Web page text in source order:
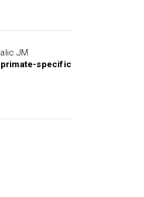
JM
specific